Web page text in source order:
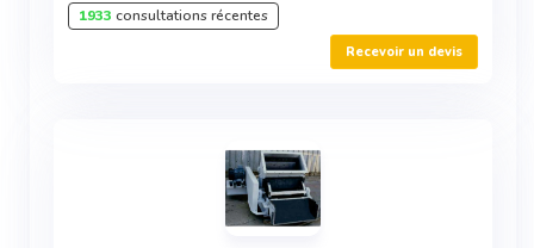
1933 consultations récentes
Recevoir un devis